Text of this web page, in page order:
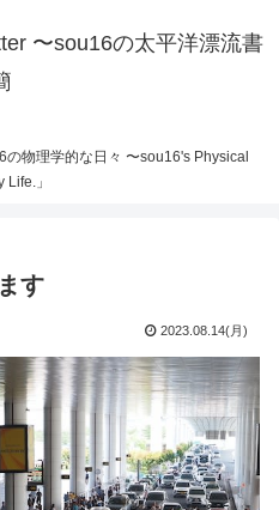
〜sou16の太平洋漂流書
物理学的な日々 〜sou16's Physical
Life.」
す
2023.08.14(月)